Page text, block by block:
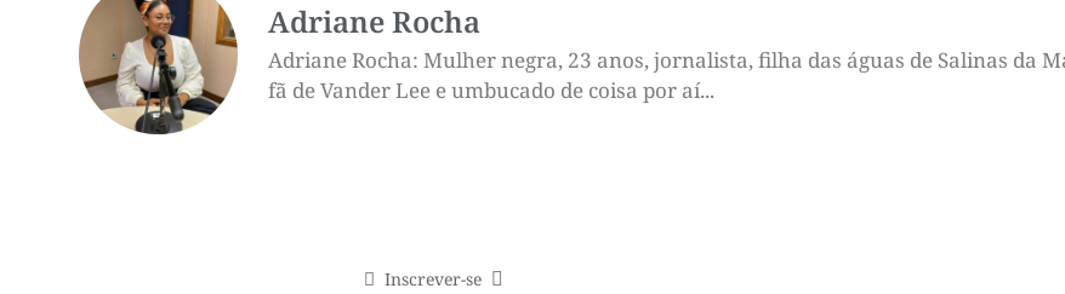
Adriane Rocha
Adriane Rocha: Mulher negra, 23 anos, jornalista, filha das águas de Salinas da
fã de Vander Lee e umbucado de coisa por aí...
Inscrever-se